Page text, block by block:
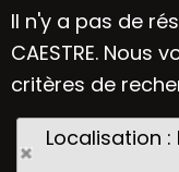
Il n'y a pas de
CAESTRE. Nous
critères de
Localisation